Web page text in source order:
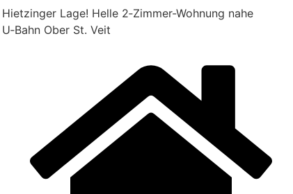
Hietzinger Lage! Helle 2‑Zimmer-​Wohnung nahe
U‑Bahn Ober St. Veit